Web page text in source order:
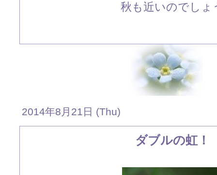
秋も近いのでしょ
2014年8月21日 (Thu)
ダブルの虹！